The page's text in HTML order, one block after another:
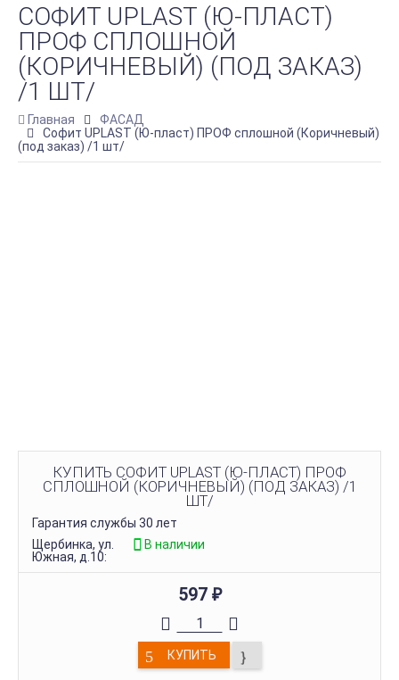
СОФИТ UPLAST (Ю-ПЛАСТ)
ПРОФ СПЛОШНОЙ
(КОРИЧНЕВЫЙ) (ПОД ЗАКАЗ)
/1 ШТ/
Главная
ФАСАД
Софит UPLAST (Ю-пласт) ПРОФ сплошной (Коричневый)
(под заказ) /1 шт/
КУПИТЬ СОФИТ UPLAST (Ю-ПЛАСТ) ПРОФ
СПЛОШНОЙ (КОРИЧНЕВЫЙ) (ПОД ЗАКАЗ) /1
ШТ/
Гарантия службы 30 лет
Щербинка, ул.
Южная, д.10:
В наличии
597 ₽
КУПИТЬ